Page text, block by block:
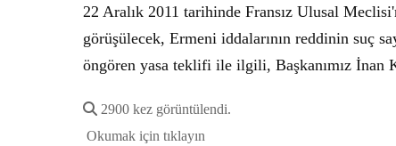
22 Aralık 2011 tarihinde Fransız Ulusal
görüşülecek, Ermeni iddalarının reddinin suç
öngören yasa teklifi ile ilgili, Başkanımız İnan
2900 kez görüntülendi.
Okumak için tıklayın